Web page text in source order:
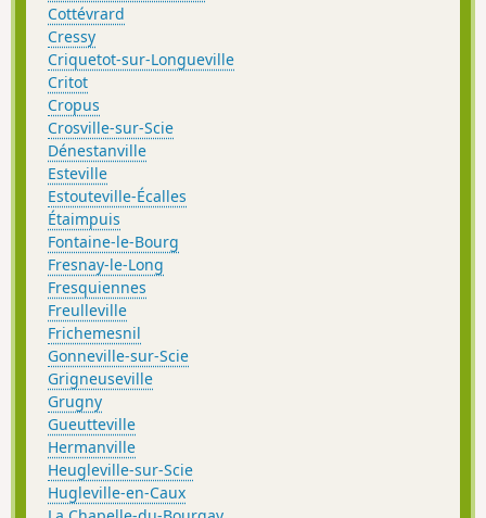
Cottévrard
Cressy
Criquetot-sur-Longueville
Critot
Cropus
Crosville-sur-Scie
Dénestanville
Esteville
Estouteville-Écalles
Étaimpuis
Fontaine-le-Bourg
Fresnay-le-Long
Fresquiennes
Freulleville
Frichemesnil
Gonneville-sur-Scie
Grigneuseville
Grugny
Gueutteville
Hermanville
Heugleville-sur-Scie
Hugleville-en-Caux